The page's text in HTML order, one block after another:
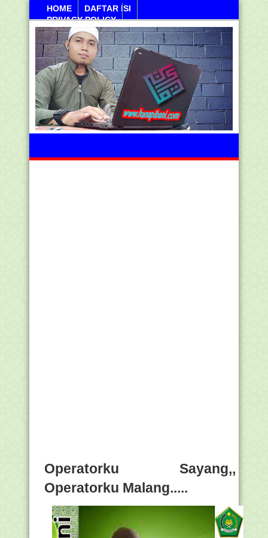
HOME
DAFTAR ISI
PRIVACY POLICY
Ahad, 09 Agustus 2026
Operatorku Sayang,,
Operatorku Malang.....